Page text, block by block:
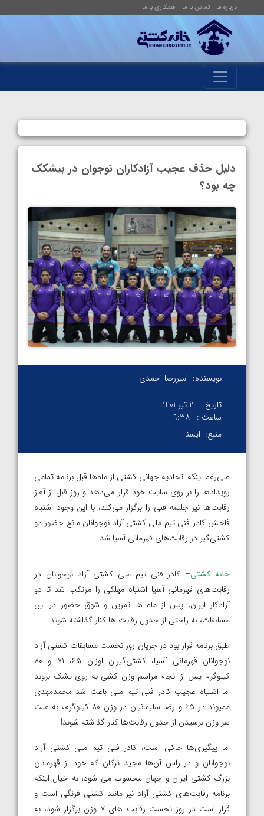
درباره ما تماس با ما همکاری با ما
دلیل حذف عجیب آزادکاران نوجوان در بیشکک
چه‌ بود؟
نویسنده: امیررضا احمدی
تاریخ :
2 تیر 1401
ساعت : ۹:۳۸
منبع: ایسنا
علی‌رغم اینکه اتحادیه جهانی کشتی از ماه‌ها قبل برنامه تمامی
رویدادها را بر روی سایت خود قرار می‌دهد و روز قبل از آغاز
رقابت‌ها نیز جلسه فنی را برگزار می‌کند، با این وجود اشتباه
فاحش کادر فنی تیم ملی کشتی آزاد نوجوانان مانع حضور دو
کشتی‌گیر در رقابت‌های قهرمانی آسیا شد.
خانه کشتی– کادر فنی تیم ملی کشتی آزاد نوجوانان در
رقابت‌های قهرمانی آسیا اشتباه مهلکی را مرتکب شد تا دو
آزادکار ایران، پس از ماه ها تمرین و شوق حضور در این
مسابقات، به راحتی از جدول رقابت ها کنار گذاشته شوند.
طبق برنامه قرار بود در جریان روز نخست مسابقات کشتی آزاد
نوجوانان قهرمانی آسیا، کشتی‌گیران اوزان ۶۵، ۷۱ و ۸۰
کیلوگرم پس از انجام مراسم وزن کشی به روی تشک بروند
اما اشتباه عجیب کادر فنی تیم ملی باعث شد محمدمهدی
ممیوند در ۶۵ و رضا سلیمانیان در وزن ۸۰ کیلوگرم، به علت
سر وزن نرسیدن از جدول رقابت‌ها کنار گذاشته شوند!
اما پیگیری‌ها حاکی است، کادر فنی تیم ملی کشتی آزاد
نوجوانان و در راس آن‌ها مجید ترکان که خود از قهرمانان
بزرگ کشتی ایران و جهان محسوب می شود، به خیال اینکه
برنامه رقابت‌های کشتی آزاد نیز مانند کشتی فرنگی است و
قرار است در روز نخست رقابت های ۷ وزن برگزار شود، به